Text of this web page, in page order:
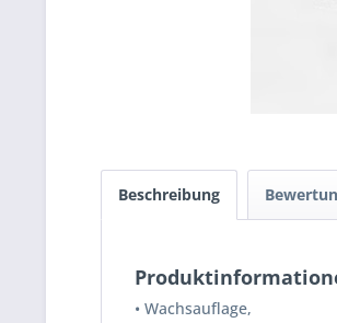
Beschreibung
• Wachsauflage,